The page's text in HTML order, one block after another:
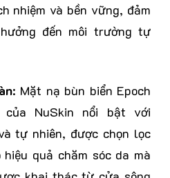
nhiệm và bền vững, đảm
đến môi trường tự
: Mặt nạ bùn biển Epoch
của NuSkin nổi bật với
tự nhiên, được chọn lọc
quả chăm sóc da mà